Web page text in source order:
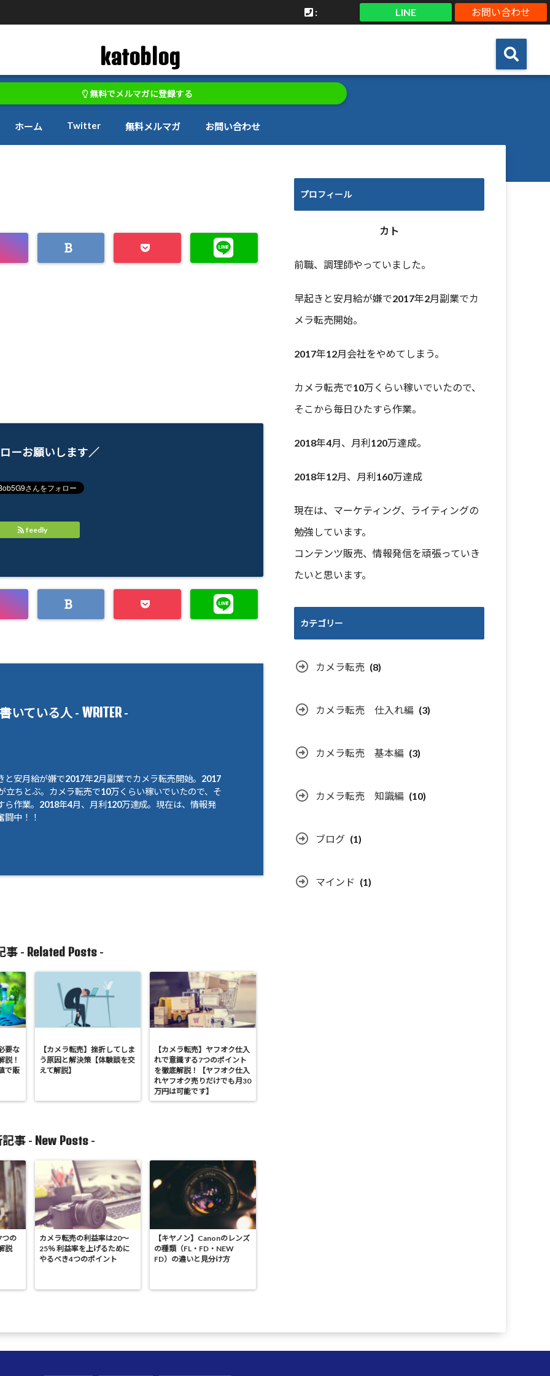
お問い合わせ
LINE
:
katoblog
無料でメルマガに登録する
ホーム Twitter 無料メルマガ お問い合わせ
ーお願いします／
feedly
いている人 - WRITER-
と安月給が嫌で2017年2月副業でカメラ転売開始。2017
立ちとぶ。カメラ転売で10万くらい稼いでいたので、そ
ら作業。2018年4月、月利120万達成。現在は、情報発
闘中！！
事 - Related Posts-
要な
説！
で販
【カメラ転売】挫折してしま
う原因と解決策【体験談を交
えて解説】
【カメラ転売】ヤフオク仕入
れで意識する7つのポイント
を徹底解説！【ヤフオク仕入
れヤフオク売りだけでも月30
万円は可能です】
事 - New Posts -
つの
説
カメラ転売の利益率は20～
25％ 利益率を上げるために
やるべき4つのポイント
【キヤノン】Canonのレンズ
の種類（FL・FD・NEW
FD）の違いと見分け方
プロフィール
カト
前職、調理師やっていました。
早起きと安月給が嫌で2017年2月副業でカ
メラ転売開始。
2017年12月会社をやめてしまう。
カメラ転売で10万くらい稼いでいたので、
そこから毎日ひたすら作業。
2018年4月、月利120万達成。
2018年12月、月利160万達成
現在は、マーケティング、ライティングの
勉強しています。
コンテンツ販売、情報発信を頑張っていき
たいと思います。
カテゴリー
カメラ転売 (8)
カメラ転売 仕入れ編 (3)
カメラ転売 基本編 (3)
カメラ転売 知識編 (10)
ブログ (1)
マインド (1)